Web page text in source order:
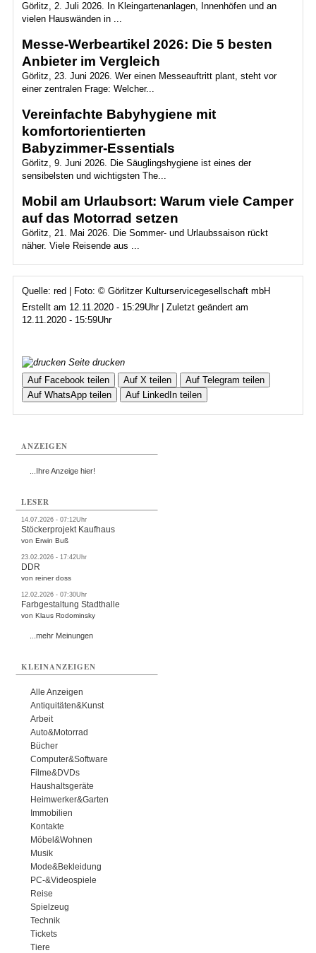
Görlitz, 2. Juli 2026. In Kleingartenanlagen, Innenhöfen und an
vielen Hauswänden in ...
Messe-Werbeartikel 2026: Die 5 besten
Anbieter im Vergleich
Görlitz, 23. Juni 2026. Wer einen Messeauftritt plant, steht vor
einer zentralen Frage: Welcher...
Vereinfachte Babyhygiene mit
komfortorientierten
Babyzimmer‑Essentials
Görlitz, 9. Juni 2026. Die Säuglingshygiene ist eines der
sensibelsten und wichtigsten The...
Mobil am Urlaubsort: Warum viele Camper
auf das Motorrad setzen
Görlitz, 21. Mai 2026. Die Sommer- und Urlaubssaison rückt
näher. Viele Reisende aus ...
Quelle: red | Foto: © Görlitzer Kulturservicegesellschaft mbH
Erstellt am 12.11.2020 - 15:29Uhr | Zuletzt geändert am
12.11.2020 - 15:59Uhr
Seite drucken
Auf Facebook teilen
Auf X teilen
Auf Telegram teilen
Auf WhatsApp teilen
Auf LinkedIn teilen
ANZEIGEN
...Ihre Anzeige hier!
LESER
14.07.2026 - 07:12Uhr
Stöckerprojekt Kaufhaus
von Erwin Buß
23.02.2026 - 17:42Uhr
DDR
von reiner doss
12.02.2026 - 07:30Uhr
Farbgestaltung Stadthalle
von Klaus Rodominsky
...mehr Meinungen
KLEINANZEIGEN
Alle Anzeigen
Antiquitäten&Kunst
Arbeit
Auto&Motorrad
Bücher
Computer&Software
Filme&DVDs
Haushaltsgeräte
Heimwerker&Garten
Immobilien
Kontakte
Möbel&Wohnen
Musik
Mode&Bekleidung
PC-&Videospiele
Reise
Spielzeug
Technik
Tickets
Tiere